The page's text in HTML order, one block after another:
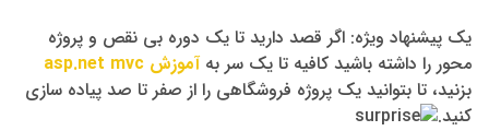
یک پیشنهاد ویژه: اگر قصد دارید تا یک دوره بی نقص و پروژه
محور را داشته باشید کافیه تا یک سر بهآموزش asp.net mvc
بزنید، تا بتوانید یک پروژه فروشگاهی را از صفر تا صد پیاده سازی
کنید.